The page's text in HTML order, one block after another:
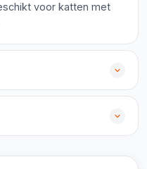
voor katten met